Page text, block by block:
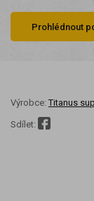
Prohlédnout
Výrobce: Titanus
Sdílet: